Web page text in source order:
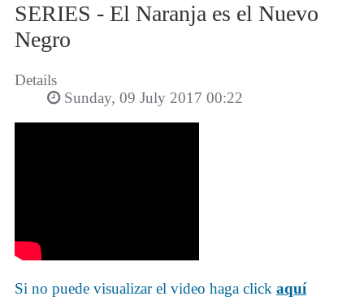
SERIES - El Naranja es el Nuevo
Negro
Details
Sunday, 09 July 2017 00:22
Si no puede visualizar el video haga click aquí